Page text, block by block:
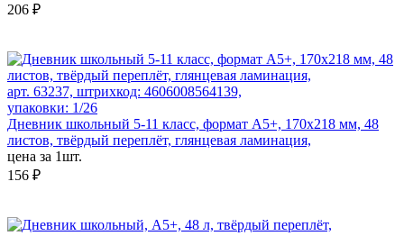
206 ₽
арт. 63237, штрихкод: 4606008564139,
упаковки: 1/26
Дневник школьный 5-11 класс, формат А5+, 170х218 мм, 48
листов, твёрдый переплёт, глянцевая ламинация,
цена за 1шт.
156 ₽